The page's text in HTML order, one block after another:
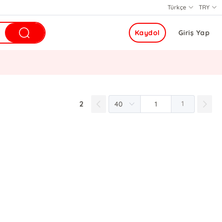
TRY
Türkçe
Giriş Yap
Kaydol
2 1